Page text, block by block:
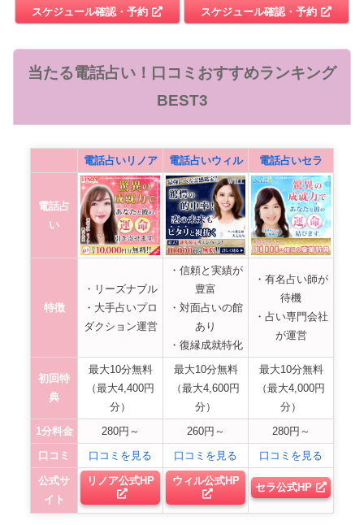
スケジュール確認・予約
スケジュール確認・予約
当たる電話占い！口コミおすすめランキング
BEST3
電話占いリノア 電話占いウィル 電話占いセラ
電話占
い
特徴
・リーズナブル
・大手占いプロ
ダクション運営
・信頼と実績が
豊富
・対面占いの館
あり
・復縁成就特化
・有名占い師が
待機
・占い専門会社
が運営
初回特
典
最大10分無料
（最大4,400円
分）
最大10分無料
（最大4,600円
分）
最大10分無料
（最大4,000円
分）
1分料金
280円～ 260円～
280円～
口コミ
口コミを見る 口コミを見る 口コミを見る
公式サ
イト
リノア公式HP ウィル公式HP
セラ公式HP